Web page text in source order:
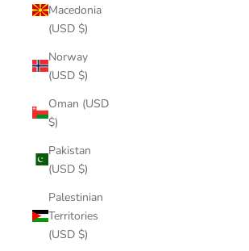
Macedonia
(USD $)
Norway
(USD $)
Oman (USD
$)
Pakistan
(USD $)
Palestinian
Territories
(USD $)